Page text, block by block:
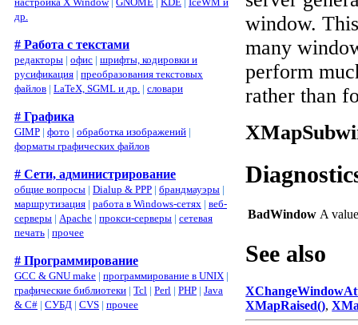
др.
# Работа с текстами
редакторы | офис | шрифты, кодировки и
русификация | преобразования текстовых
файлов | LaTeX, SGML и др. | словари
# Графика
GIMP | фото | обработка изображений |
форматы графических файлов
# Сети, администрирование
общие вопросы | Dialup & PPP | брандмауэры |
маршрутизация | работа в Windows-сетях | веб-
серверы | Apache | прокси-серверы | сетевая
печать | прочее
# Программирование
GCC & GNU make | программирование в UNIX |
графические библиотеки | Tcl | Perl | PHP | Java
& C# | СУБД | CVS | прочее
window.
many
perform
rather than
BadWindow A
See also
XMapRaised(),